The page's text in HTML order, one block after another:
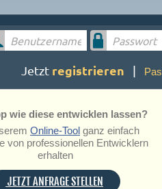
Jetzt registrieren |
wie diese entwicklen lassen?
Online-Tool ganz einfach
von professionellen Entwicklern
erhalten
JETZT ANFRAGE STELLEN